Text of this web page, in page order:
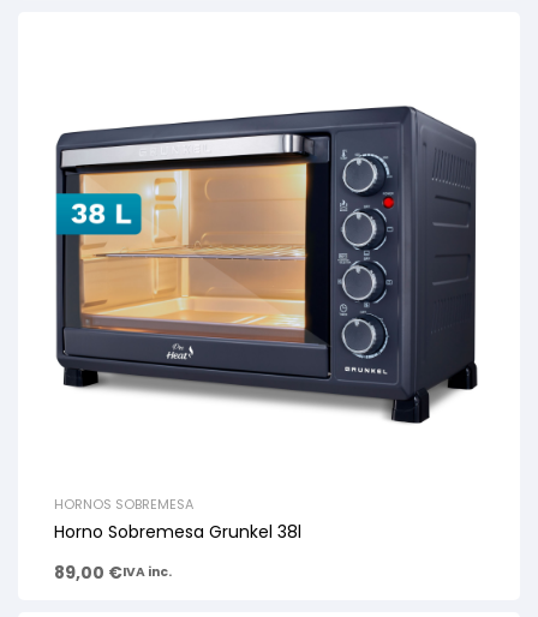
HORNOS SOBREMESA
Horno Sobremesa Grunkel 38l
89,00 €IVA inc.